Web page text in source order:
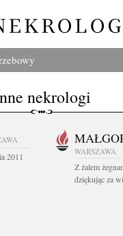
nekrologi
2011
WARSZAWA
Z żalem
dziękując za